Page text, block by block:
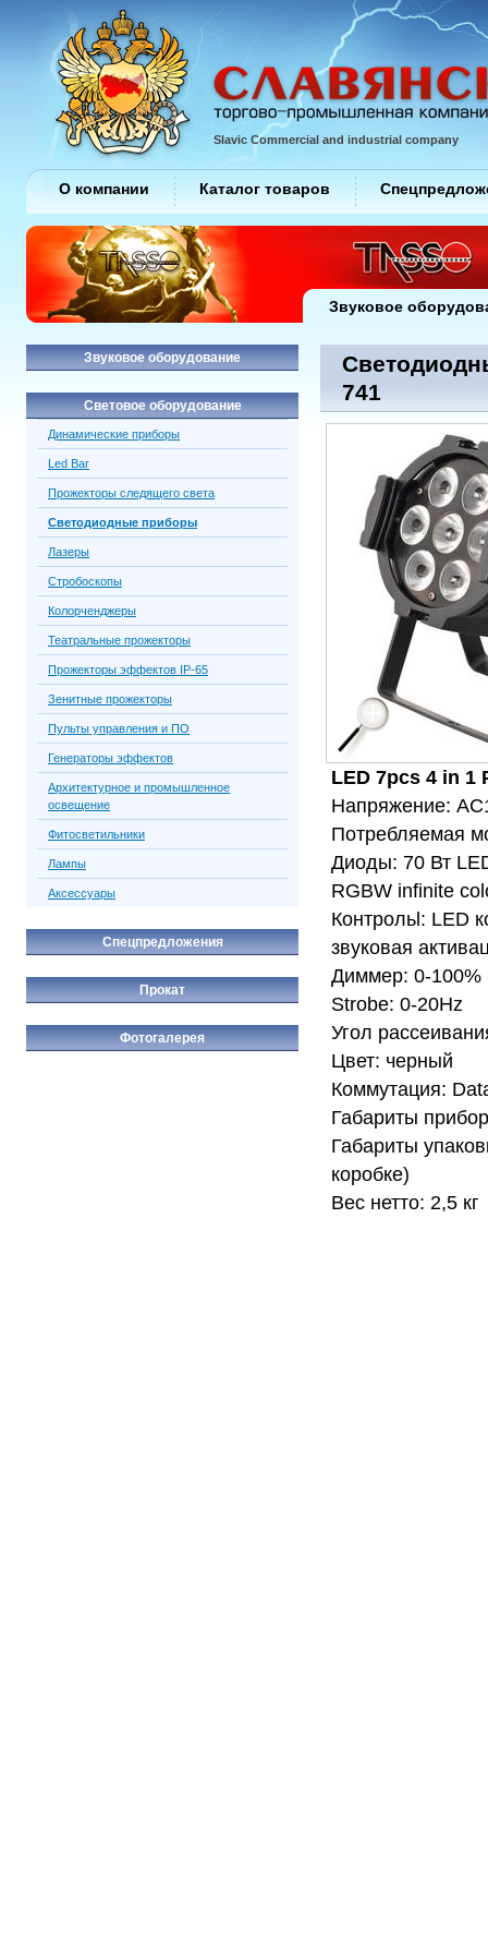
741
LED 7pcs 4 in 1
Напряжение:
Потребляемая
Диоды: 70 Вт
RGBW infinite
Контрольl: LED
звуковая
Диммер: 0-100%
Strobe: 0-20Hz
Угол
Цвет: черный
Коммутация:
Габариты
Габариты
коробке)
Вес нетто: 2,5 кг
Звуковое оборудование
Световое оборудование
Динамические приборы
Led Bar
Прожекторы следящего света
Светодиодные приборы
Лазеры
Стробоскопы
Колорченджеры
Театральные прожекторы
Прожекторы эффектов IP-65
Зенитные прожекторы
Пульты управления и ПО
Генераторы эффектов
Архитектурное и промышленное
освещение
Фитосветильники
Лампы
Аксессуары
Спецпредложения
Прокат
Фотогалерея
Slavic Commercial and industrial company
О компании Каталог товаров
Звуковое